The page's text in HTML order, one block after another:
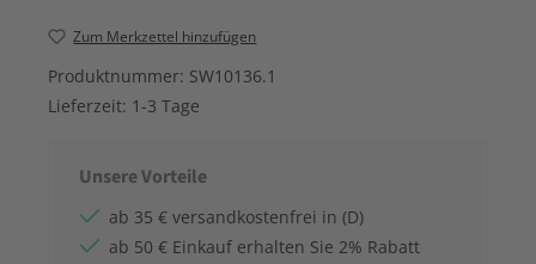
Zum Merkzettel hinzufügen
Produktnummer: SW10136.1
Lieferzeit: 1-3 Tage
Unsere Vorteile
ab 35 € versandkostenfrei in (D)
ab 50 € Einkauf erhalten Sie 2% Rabatt